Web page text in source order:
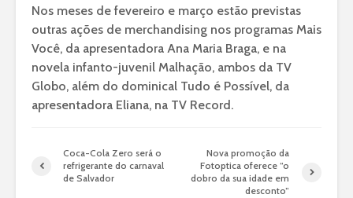
Nos meses de fevereiro e março estão previstas
outras ações de merchandising nos programas Mais
Você, da apresentadora Ana Maria Braga, e na
novela infanto-juvenil Malhação, ambos da TV
Globo, além do dominical Tudo é Possível, da
apresentadora Eliana, na TV Record.
Coca-Cola Zero será o
refrigerante do carnaval
de Salvador
Nova promoção da
Fotoptica oferece “o
dobro da sua idade em
desconto”